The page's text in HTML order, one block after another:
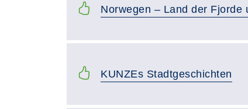
Norwegen – Land der Fjorde
KUNZEs Stadtgeschichten